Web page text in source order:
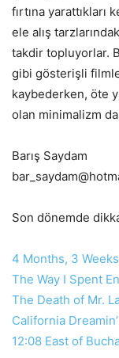
fırtına yarattıkları
ele alış
takdir topluyorlar.
gibi gösterişli
kaybederken, öte
olan minimalizm
Barış Saydam
Son dönemde
4 Months, 3
The Way I Spent
The Death of Mr.
California Dreamin’
12:08 East of